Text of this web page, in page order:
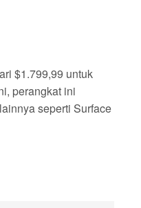
$1.799,99 untuk
perangkat ini
seperti Surface